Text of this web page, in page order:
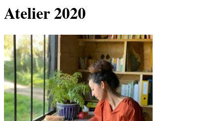
Atelier 2020